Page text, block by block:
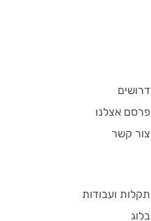
דרושים
פרסם אצלנו
צור קשר
תקלות ועבודות
בלוג